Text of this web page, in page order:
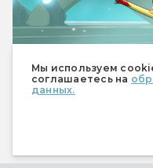
Мы используем
соглашаетесь на
данных.